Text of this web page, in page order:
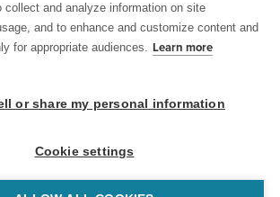
collect and analyze information on site
and to enhance and customize content and
for appropriate audiences. Learn more
or share my personal information
Cookie settings